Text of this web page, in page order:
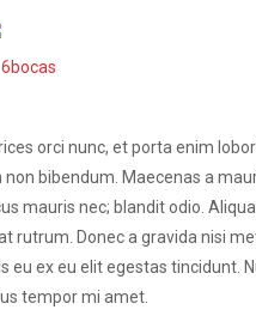
orci nunc, et porta enim
non bibendum. Maecenas a
mauris nec; blandit odio.
rutrum. Donec a gravida nisi
eu ex eu elit egestas tincidunt.
tempor mi amet.